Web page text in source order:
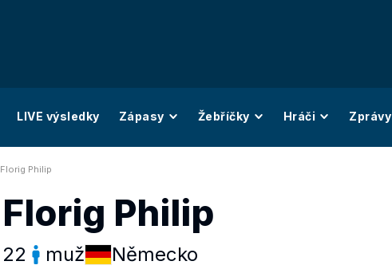
LIVE výsledky Zápasy Žebříčky Hráči Zprávy
Florig Philip
Florig Philip
22 muž Německo